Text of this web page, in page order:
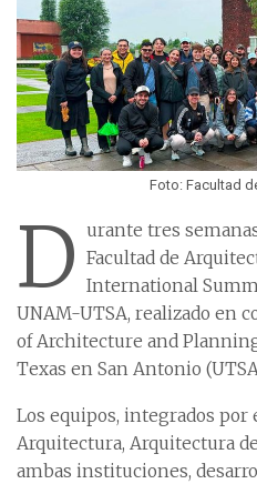
Foto: Facultad
D
urante tres
Facultad de
International
UNAM-UTSA, realizado en
of Architecture and
Texas en San Antonio
Los equipos, integrados por
Arquitectura, Arquitectura
ambas instituciones,